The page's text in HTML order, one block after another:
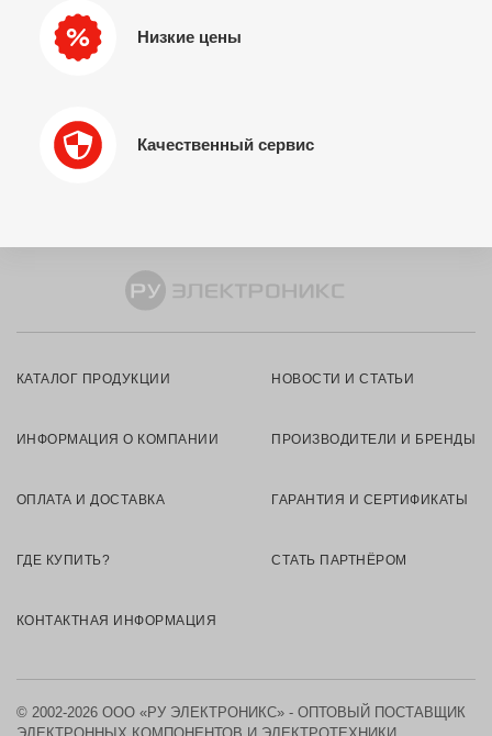
Низкие цены
Качественный сервис
КАТАЛОГ ПРОДУКЦИИ НОВОСТИ И СТАТЬИ
ИНФОРМАЦИЯ О КОМПАНИИ ПРОИЗВОДИТЕЛИ И БРЕНДЫ
ОПЛАТА И ДОСТАВКА ГАРАНТИЯ И СЕРТИФИКАТЫ
ГДЕ КУПИТЬ? СТАТЬ ПАРТНЁРОМ
КОНТАКТНАЯ ИНФОРМАЦИЯ
© 2002-2026 ООО «РУ ЭЛЕКТРОНИКС» - ОПТОВЫЙ ПОСТАВЩИК